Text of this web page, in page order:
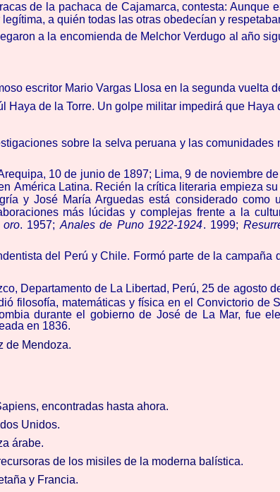
de la pachaca de Cajamarca, contesta: Aunque
a quién todas las otras obedecían y
a la encomienda de Melchor Verdugo al año
escritor Mario Vargas Llosa en la segunda vuelta
de la Torre. Un golpe militar impedirá que Haya
sobre la selva peruana y las
10 de junio de 1897; Lima, 9 de noviembre de
América Latina. Recién la crítica literaria empieza
y José María Arguedas está considerado como
más lúcidas y complejas frente a la
. 1957; Anales de Puno 1922-1924. 1999;
del Perú y Chile. Formó parte de la campaña
, Departamento de La Libertad, Perú, 25 de agosto
filosofía, matemáticas y física en el Convictorio de
durante el gobierno de José de La Mar, fue
en 1836.
de Mendoza.
encontradas hasta ahora.
Unidos.
árabe.
de los misiles de la moderna balística.
y Francia.